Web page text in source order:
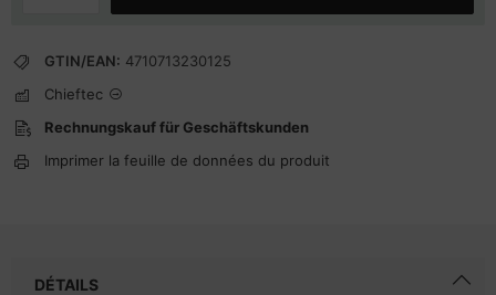
GTIN/EAN: 4710713230125
Chieftec
Rechnungskauf für Geschäftskunden
Imprimer la feuille de données du produit
DÉTAILS